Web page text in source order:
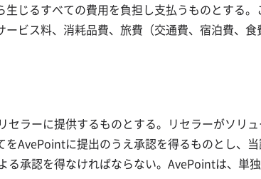
じるすべての費用を負担し支払うものとする
ビス料、消耗品費、旅費（交通費、宿泊費、
ラーに提供するものとする。リセラーがソリ
AvePointに提出のうえ承認を得るものとし、
承認を得なければならない。AvePointは、単